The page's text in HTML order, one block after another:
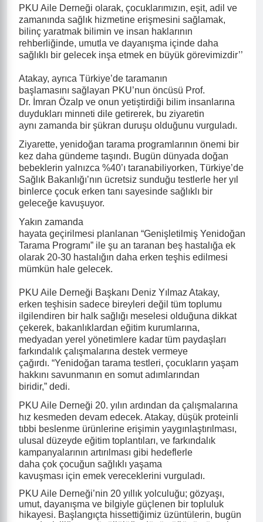
PKU Aile Derneği olarak, çocuklarımızın, eşit, adil ve
zamanında sağlık hizmetine erişmesini sağlamak,
bilinç yaratmak bilimin ve insan haklarının
rehberliğinde, umutla ve dayanışma içinde daha
sağlıklı bir gelecek inşa etmek en büyük görevimizdir’’
Atakay, ayrıca Türkiye’de taramanın
başlamasını sağlayan PKU’nun öncüsü Prof.
Dr. İmran Özalp ve onun yetiştirdiği bilim insanlarına
duydukları minneti dile getirerek, bu ziyaretin
aynı zamanda bir şükran duruşu olduğunu vurguladı.
Ziyarette, yenidoğan tarama programlarının önemi bir
kez daha gündeme taşındı. Bugün dünyada doğan
bebeklerin yalnızca %40’ı taranabiliyorken, Türkiye’de
Sağlık Bakanlığı’nın ücretsiz sunduğu testlerle her yıl
binlerce çocuk erken tanı sayesinde sağlıklı bir
geleceğe kavuşuyor.
Yakın zamanda
hayata geçirilmesi planlanan “Genişletilmiş Yenidoğan
Tarama Programı” ile şu an taranan beş hastalığa ek
olarak 20-30 hastalığın daha erken teşhis edilmesi
mümkün hale gelecek.
PKU Aile Derneği Başkanı Deniz Yılmaz Atakay,
erken teşhisin sadece bireyleri değil tüm toplumu
ilgilendiren bir halk sağlığı meselesi olduğuna dikkat
çekerek, bakanlıklardan eğitim kurumlarına,
medyadan yerel yönetimlere kadar tüm paydaşları
farkındalık çalışmalarına destek vermeye
çağırdı. “Yenidoğan tarama testleri, çocukların yaşam
hakkını savunmanın en somut adımlarından
biridir,” dedi.
PKU Aile Derneği 20. yılın ardından da çalışmalarına
hız kesmeden devam edecek. Atakay, düşük proteinli
tıbbi beslenme ürünlerine erişimin yaygınlaştırılması,
ulusal düzeyde eğitim toplantıları, ve farkındalık
kampanyalarının artırılması gibi hedeflerle
daha çok çocuğun sağlıklı yaşama
kavuşması için emek vereceklerini vurguladı.
PKU Aile Derneği’nin 20 yıllık yolculuğu; gözyaşı,
umut, dayanışma ve bilgiyle güçlenen bir topluluk
hikayesi. Başlangıçta hissettiğimiz üzüntülerin, bugün